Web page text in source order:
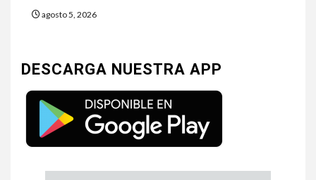
agosto 5, 2026
DESCARGA NUESTRA APP